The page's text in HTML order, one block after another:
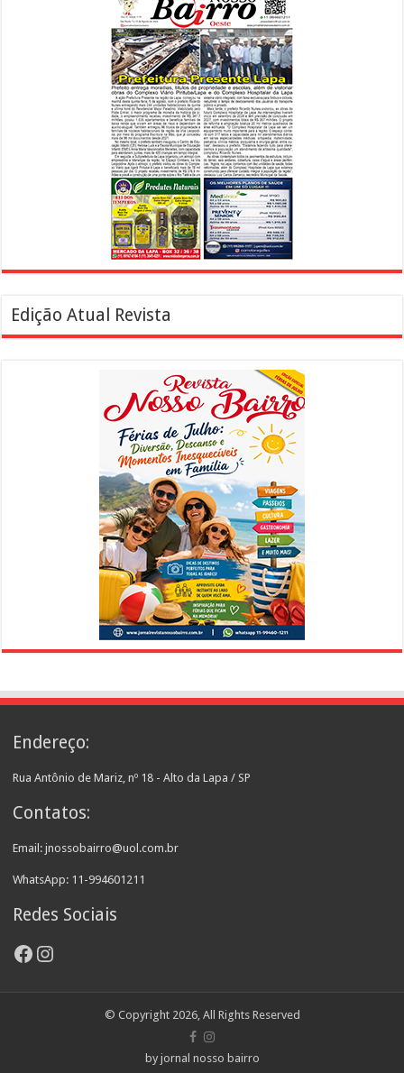
Edição Atual Revista
Endereço:
Rua Antônio de Mariz, nº 18 - Alto da Lapa / SP
Contatos:
Email: jnossobairro@uol.com.br
WhatsApp: 11-994601211
Redes Sociais
Facebook
Instagram
© Copyright 2026, All Rights Reserved
by jornal nosso bairro